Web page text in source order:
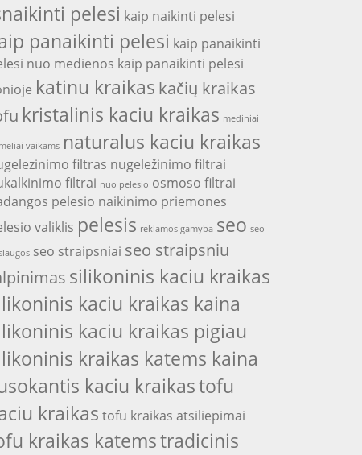
pelesi kaip naikinti pelesi
panaikinti pelesi kaip panaikinti
nuo medienos kaip panaikinti pelesi
katinu kraikas kačių kraikas
kristalinis kaciu kraikas mediniai
vaikams naturalus kaciu kraikas
filtras nugeležinimo filtrai
filtrai nuo pelesio osmoso filtrai
pelesio naikinimo priemones
valiklis pelesis reklamos gamyba seo seo
seo straipsniai seo straipsniu
silikoninis kaciu kraikas
kaciu kraikas kaina
kaciu kraikas pigiau
kraikas katems kaina
kaciu kraikastofu
kraikas tofu kraikas atsiliepimai
kraikas katemstradicinis